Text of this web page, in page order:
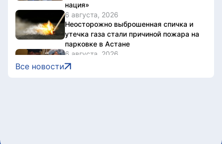
нация»
6 августа, 2026
Неосторожно выброшенная спичка и
утечка газа стали причиной пожара на
парковке в Астане
6 августа, 2026
Смертность новорожденных с
Все новости